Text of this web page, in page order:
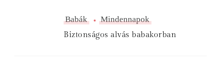
Babák
Mindennapok
Biztonságos alvás babakorban